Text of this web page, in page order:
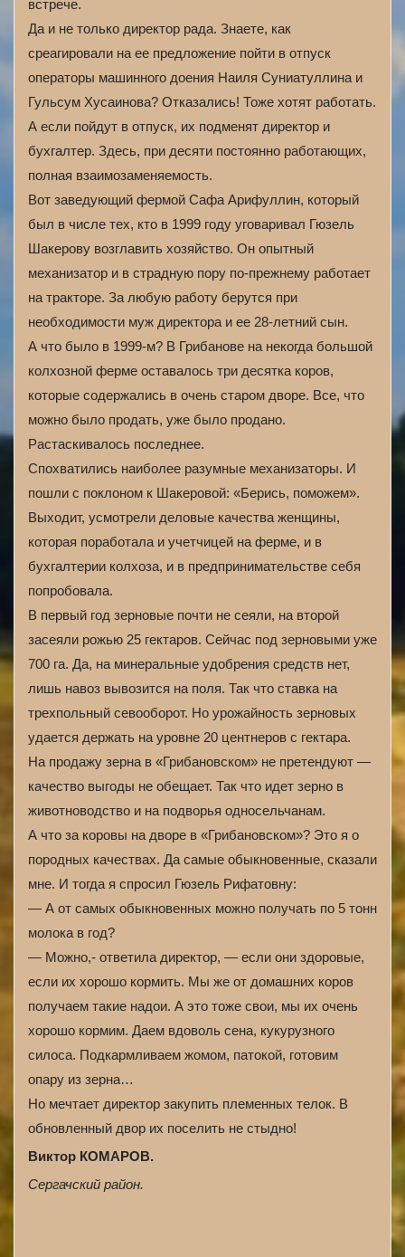
встрече.
Да и не только директор рада. Знаете, как
среагировали на ее предложение пойти в отпуск
операторы машинного доения Наиля Суниатуллина и
Гульсум Хусаинова? Отказались! Тоже хотят работать.
А если пойдут в отпуск, их подменят директор и
бухгалтер. Здесь, при десяти постоянно работающих,
полная взаимозаменяемость.
Вот заведующий фермой Сафа Арифуллин, который
был в числе тех, кто в 1999 году уговаривал Гюзель
Шакерову возглавить хозяйство. Он опытный
механизатор и в страдную пору по-прежнему работает
на тракторе. За любую работу берутся при
необходимости муж директора и ее 28-летний сын.
А что было в 1999‑м? В Грибанове на некогда большой
колхозной ферме оставалось три десятка коров,
которые содержались в очень старом дворе. Все, что
можно было продать, уже было продано.
Растаскивалось последнее.
Спохватились наиболее разумные механизаторы. И
пошли с поклоном к Шакеровой: «Берись, поможем».
Выходит, усмотрели деловые качества женщины,
которая поработала и учетчицей на ферме, и в
бухгалтерии колхоза, и в предпринимательстве себя
попробовала.
В первый год зерновые почти не сеяли, на второй
засеяли рожью 25 гектаров. Сейчас под зерновыми уже
700 га. Да, на минеральные удобрения средств нет,
лишь навоз вывозится на поля. Так что ставка на
трехпольный севооборот. Но урожайность зерновых
удается держать на уровне 20 центнеров с гектара.
На продажу зерна в «Грибановском» не претендуют —
качество выгоды не обещает. Так что идет зерно в
животноводство и на подворья односельчанам.
А что за коровы на дворе в «Грибановском»? Это я о
породных качествах. Да самые обыкновенные, сказали
мне. И тогда я спросил Гюзель Рифатовну:
— А от самых обыкновенных можно получать по 5 тонн
молока в год?
— Можно,- ответила директор, — если они здоровые,
если их хорошо кормить. Мы же от домашних коров
получаем такие надои. А это тоже свои, мы их очень
хорошо кормим. Даем вдоволь сена, кукурузного
силоса. Подкармливаем жомом, патокой, готовим
опару из зерна…
Но мечтает директор закупить племенных телок. В
обновленный двор их поселить не стыдно!
Виктор КОМАРОВ.
Сергачский район.